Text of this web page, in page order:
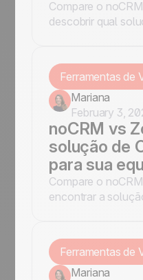
Compare o
descobrir qual
limitações para
informada.
Ferramentas de
Mariana
February 3,
noCRM vs
solução de
para sua
Compare o
encontrar a
informada.
Ferramentas de
Mariana